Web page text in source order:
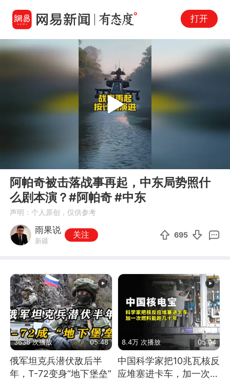
打开
Play
阿帕奇被击落战事再起，中东局势照什
么剧本演？#阿帕奇 #中东
声明：个人原创，仅供参考
雨果说
新疆
关注 695
3636 次播放 05:48
俄军坦克兵潜伏敌后半
年，T-72变身“地下堡垒”
8.4万 次播放 05:04
中国科学家把10兆瓦核反
应堆塞进卡车，加一次燃